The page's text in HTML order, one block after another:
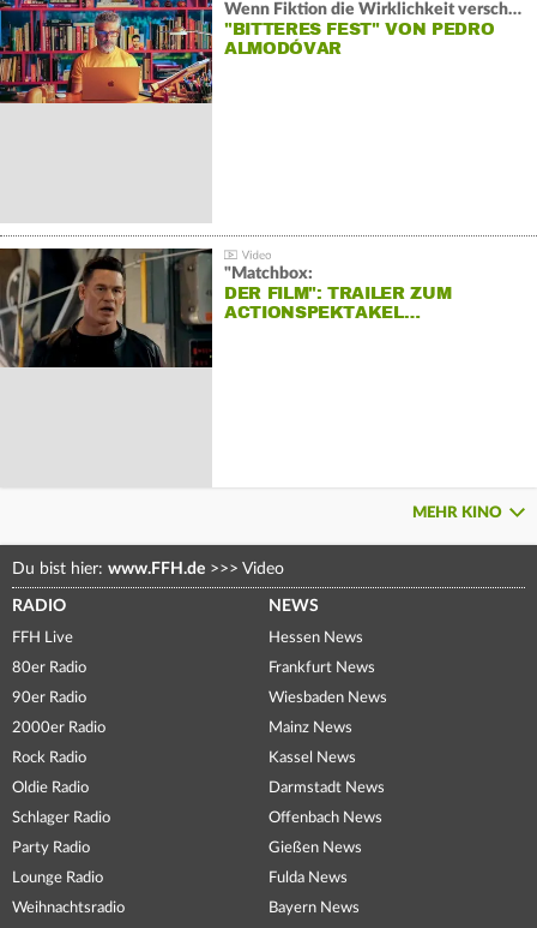
Wenn Fiktion die Wirklichkeit verschiebt:
"BITTERES FEST" VON PEDRO
ALMODÓVAR
"Matchbox:
DER FILM": TRAILER ZUM
ACTIONSPEKTAKEL…
MEHR KINO
Du bist hier: www.FFH.de >>> Video
RADIO
FFH Live
80er Radio
90er Radio
2000er Radio
Rock Radio
Oldie Radio
Schlager Radio
Party Radio
Lounge Radio
Weihnachtsradio
NEWS
Hessen News
Frankfurt News
Wiesbaden News
Mainz News
Kassel News
Darmstadt News
Offenbach News
Gießen News
Fulda News
Bayern News